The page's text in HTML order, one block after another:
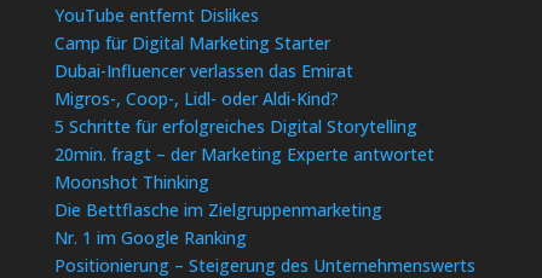
YouTube entfernt Dislikes
Camp für Digital Marketing Starter
Dubai-Influencer verlassen das Emirat
Migros-, Coop-, Lidl- oder Aldi-Kind?
5 Schritte für erfolgreiches Digital Storytelling
20min. fragt – der Marketing Experte antwortet
Moonshot Thinking
Die Bettflasche im Zielgruppenmarketing
Nr. 1 im Google Ranking
Positionierung – Steigerung des Unternehmenswerts